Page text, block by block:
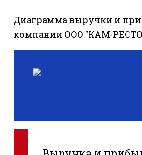
Диаграмма выручки и
компании ООО "КАМ-